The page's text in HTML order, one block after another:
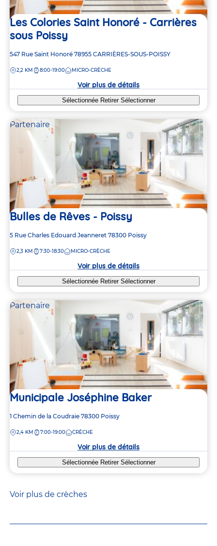
Les Colories Saint Honoré - Carrières
sous Poissy
Adresse
la
547 Rue Saint Honoré 78955 CARRIÈRES-SOUS-POISSY
DISTANCE
2,2 KM 8:00-19:00 MICRO-CRÈCHE
Voir plus de détails
Sélectionnée Retirer Sélectionner
Partenaire
Bulles de Rêves - Poissy
Adresse
la
5 Rue Charles Edouard Jeanneret 78300 Poissy
DISTANCE
2,3 KM 7:30-18:30 MICRO-CRÈCHE
Voir plus de détails
Sélectionnée Retirer Sélectionner
Partenaire
Municipale Joséphine Baker
Adresse
la
1 Chemin de la Coudraie 78300 Poissy
DISTANCE
2,4 KM 7:00-19:00 CRÈCHE
Voir plus de détails
Sélectionnée Retirer Sélectionner
Voir plus de crèches